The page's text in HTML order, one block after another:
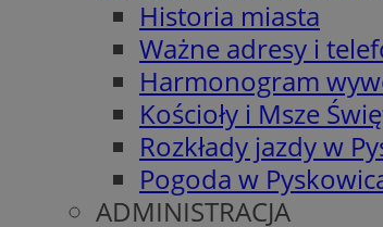
Historia miasta
Ważne adresy i
Harmonogram
Kościoły i Msze
Rozkłady jazdy w
Pogoda w
ADMINISTRACJA